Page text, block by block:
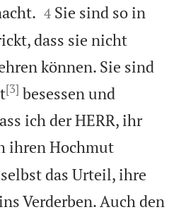


4 Sie sind so in
dass sie nicht
können. Sie sind
[3] besessen und
ich der HERR, ihr
ihren Hochmut
das Urteil, ihre
Verderben. Auch den